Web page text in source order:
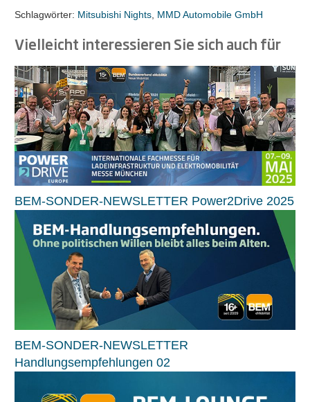
Schlagwörter: Mitsubishi Nights MMD Automobile GmbH
Vielleicht interessieren Sie sich auch für
BEM-SONDER-NEWSLETTER Power2Drive 2025
BEM-SONDER-NEWSLETTER
Handlungsempfehlungen 02